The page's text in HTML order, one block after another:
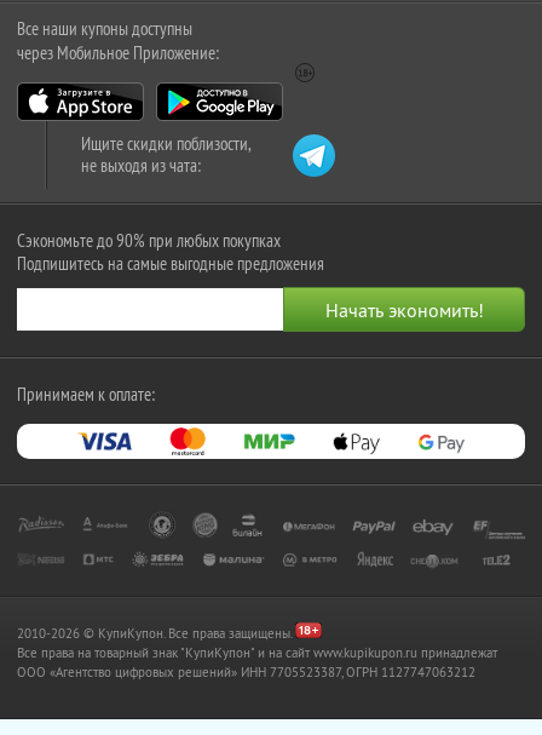
Все наши купоны доступны
через Мобильное Приложение:
Ищите скидки поблизости,
не выходя из чата:
Сэкономьте до 90% при любых покупках
Подпишитесь на самые выгодные предложения
Принимаем к оплате:
2010-2026 © КупиКупон. Все права защищены.
Все права на товарный знак "КупиКупон" и на сайт www.kupikupon.ru принадлежат
OOO «Агентство цифровых решений» ИНН 7705523387, ОГРН 1127747063212